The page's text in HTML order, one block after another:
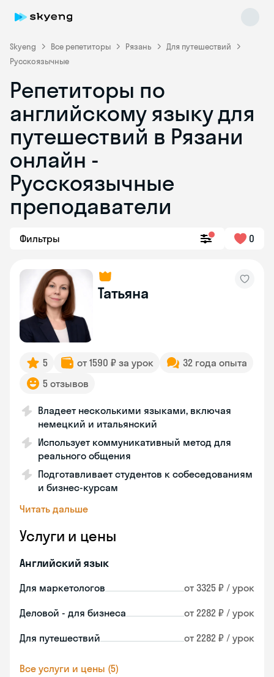
Skyeng Все репетиторы Рязань
Для путешествий
Русскоязычные
Репетиторы по
английскому языку для
путешествий в Рязани
онлайн -
Русскоязычные
преподаватели
Фильтры 0
Татьяна
5 от 1590 ₽ за урок
32 года опыта
5 отзывов
Владеет несколькими языками, включая
немецкий и итальянский
Использует коммуникативный метод для
реального общения
Подготавливает студентов к собеседованиям
и бизнес-курсам
Читать дальше
Услуги и цены
Английский язык
Для маркетологов от 3325 ₽ / урок
Деловой - для бизнеса от 2282 ₽ / урок
Для путешествий от 2282 ₽ / урок
Все услуги и цены (5)
Skyeng Chat